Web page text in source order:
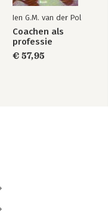
Ien G.M. van der Pol
Coachen als
professie
€ 57,95